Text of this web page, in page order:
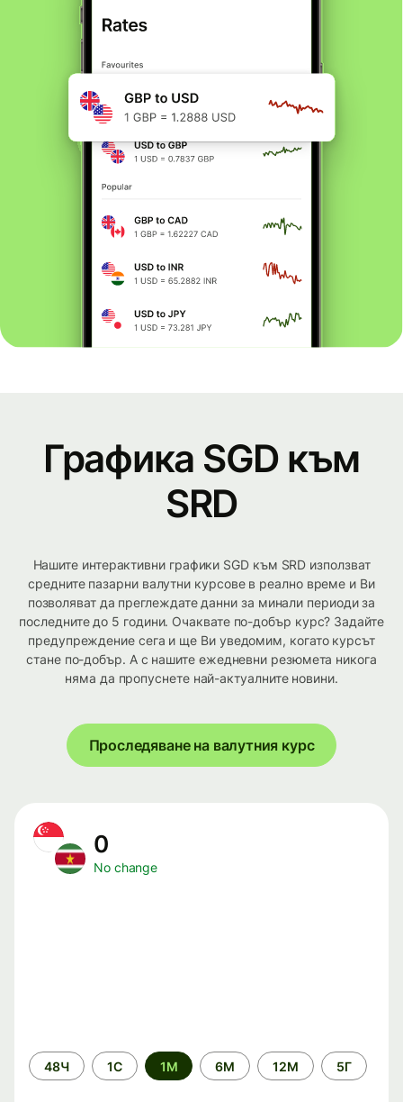
Графика SGD към
SRD
Нашите интерактивни графики SGD към SRD използват
средните пазарни валутни курсове в реално време и Ви
позволяват да преглеждате данни за минали периоди за
последните до 5 години. Очаквате по-добър курс? Задайте
предупреждение сега и ще Ви уведомим, когато курсът
стане по-добър. А с нашите ежедневни резюмета никога
няма да пропуснете най-актуалните новини.
Проследяване на валутния курс
0
No change
Time
period
48Ч 1С 1М 6М 12М 5Г